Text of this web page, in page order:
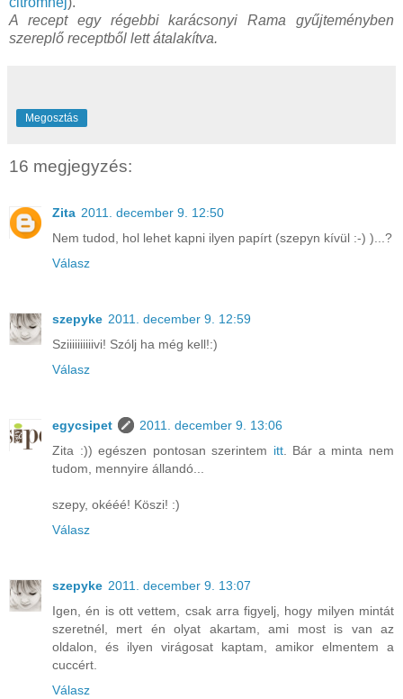
A recept egy régebbi karácsonyi Rama gyűjteményben
szereplő receptből lett átalakítva.
Megosztás
16 megjegyzés:
Zita 2011. december 9. 12:50
Nem tudod, hol lehet kapni ilyen papírt (szepyn kívül :-) )...?
Válasz
szepyke 2011. december 9. 12:59
Sziiiiiiiiiivi! Szólj ha még kell!:)
Válasz
egycsipet
2011. december 9. 13:06
Zita :)) egészen pontosan szerintem itt. Bár a minta nem
tudom, mennyire állandó...
szepy, okééé! Köszi! :)
Válasz
szepyke 2011. december 9. 13:07
Igen, én is ott vettem, csak arra figyelj, hogy milyen mintát
szeretnél, mert én olyat akartam, ami most is van az
oldalon, és ilyen virágosat kaptam, amikor elmentem a
cuccért.
Válasz